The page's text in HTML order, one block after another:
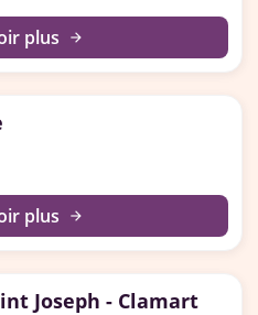
plus arrow_forward
plus arrow_forward
Joseph - Clamart